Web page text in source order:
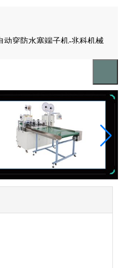
动穿防水塞端子机-兆科机械